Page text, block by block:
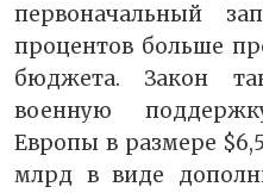
первоначальный
процентов больше
бюджета. Закон
военную
Европы в размере
млрд в виде